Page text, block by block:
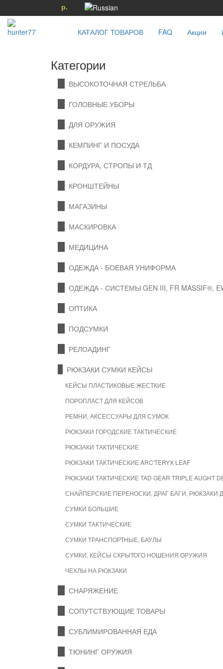
р.
КАТАЛОГ ТОВАРОВ FAQ Акции
Категории
ВЫСОКОТОЧНАЯ СТРЕЛЬБА
ГОЛОВНЫЕ УБОРЫ
ДЛЯ ОРУЖИЯ
КЕМПИНГ И ПОСУДА
КОРДУРА, СТРОПЫ И ТД
КРОНШТЕЙНЫ
МАГАЗИНЫ
МАСКИРОВКА
МЕДИЦИНА
ОДЕЖДА - БОЕВАЯ УНИФОРМА
ОДЕЖДА - СИСТЕМЫ GEN III, FR MASSIF®,
ОПТИКА
ПОДСУМКИ
РЕЛОАДИНГ
РЮКЗАКИ СУМКИ КЕЙСЫ
КЕЙСЫ ПЛАСТИКОВЫЕ ЖЕСТКИЕ
ПОРОПЛАСТ ДЛЯ КЕЙСОВ
РЕМНИ, АКСЕССУАРЫ ДЛЯ СУМОК
РЮКЗАКИ ГОРОДСКИЕ ТАКТИЧЕСКИЕ
РЮКЗАКИ ТАКТИЧЕСКИЕ
РЮКЗАКИ ТАКТИЧЕСКИЕ ARC'TERYX LEAF
РЮКЗАКИ ТАКТИЧЕСКИЕ TAD GEAR TRIPLE AUGHT
СНАЙПЕРСКИЕ ПЕРЕНОСКИ, ДРАГ БАГИ, РЮКЗАКИ
СУМКИ БОЛЬШИЕ
СУМКИ ТАКТИЧЕСКИЕ
СУМКИ ТРАНСПОРТНЫЕ, БАУЛЫ
СУМКИ, КЕЙСЫ СКРЫТОГО НОШЕНИЯ ОРУЖИЯ
ЧЕХЛЫ НА РЮКЗАКИ
СНАРЯЖЕНИЕ
СОПУТСТВУЮЩИЕ ТОВАРЫ
СУБЛИМИРОВАННАЯ ЕДА
ТЮНИНГ ОРУЖИЯ